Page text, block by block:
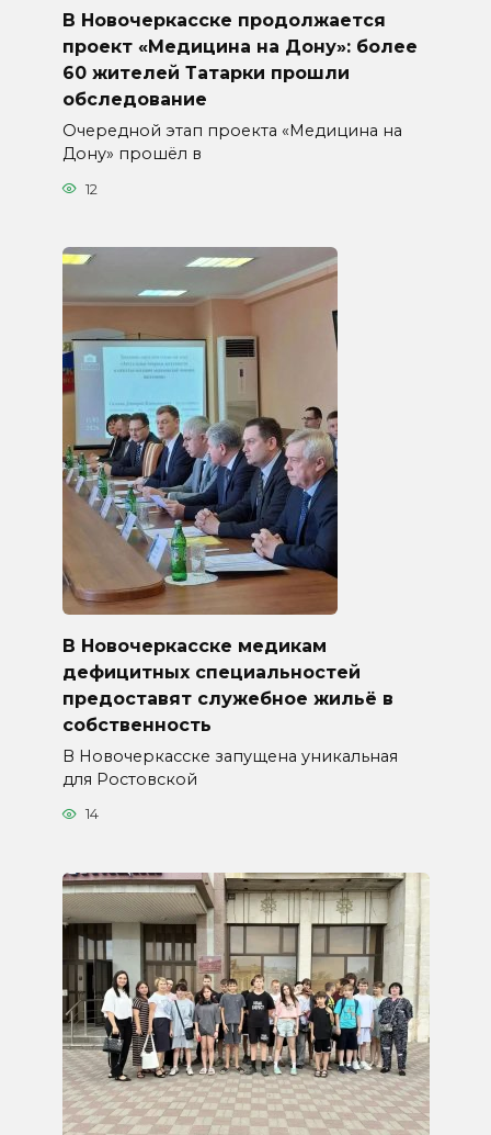
В Новочеркасске продолжается
проект «Медицина на Дону»: более
60 жителей Татарки прошли
обследование
Очередной этап проекта «Медицина на
Дону» прошёл в
12
В Новочеркасске медикам
дефицитных специальностей
предоставят служебное жильё в
собственность
В Новочеркасске запущена уникальная
для Ростовской
14